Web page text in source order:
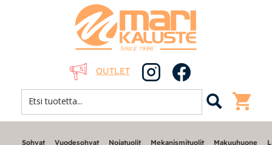
OUTLET
Sohvat Vuodesohvat Nojatuolit Mekanismituolit Makuuhuone